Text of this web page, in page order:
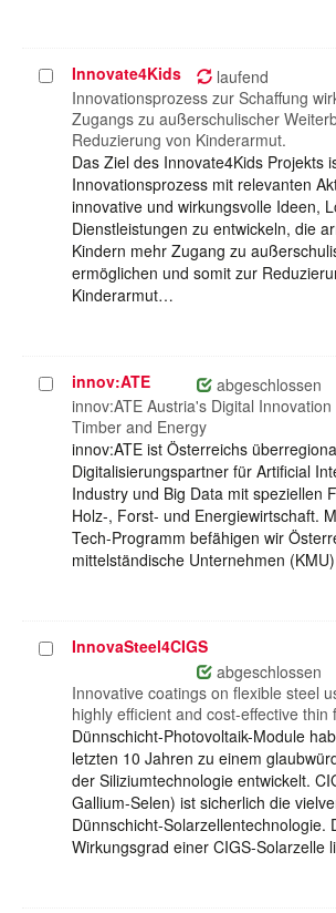
Projekt
auswählen
Innovate4Kids laufend
Innovationsprozess zur Schaffung
Zugangs zu außerschulischer
Reduzierung von Kinderarmut.
Das Ziel des Innovate4Kids Projekts
Innovationsprozess mit relevanten
innovative und wirkungsvolle Ideen,
Dienstleistungen zu entwickeln, die
Kindern mehr Zugang zu
ermöglichen und somit zur
Kinderarmut…
Projekt
auswählen
innov:ATE abgeschlossen
innov:ATE Austria's Digital
Timber and Energy
innov:ATE ist Österreichs
Digitalisierungspartner für Artificial
Industry und Big Data mit speziellen
Holz-, Forst- und Energiewirtschaft.
Tech-Programm befähigen wir
mittelständische Unternehmen
ProjektInnovaSteel4CIGS
abgeschlossen
Innovative coatings on flexible steel
highly efficient and cost-effective thin
Dünnschicht-Photovoltaik-Module
letzten 10 Jahren zu einem
der Siliziumtechnologie entwickelt.
Gallium-Selen) ist sicherlich die
Dünnschicht-Solarzellentechnologie.
Wirkungsgrad einer CIGS-Solarzelle